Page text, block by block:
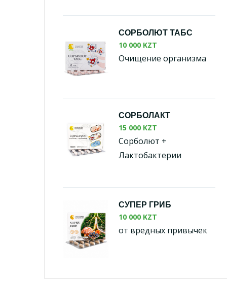
СОРБОЛЮТ ТАБС
10 000 KZT
Очищение организма
СОРБОЛАКТ
15 000 KZT
Сорболют +
Лактобактерии
СУПЕР ГРИБ
10 000 KZT
от вредных привычек